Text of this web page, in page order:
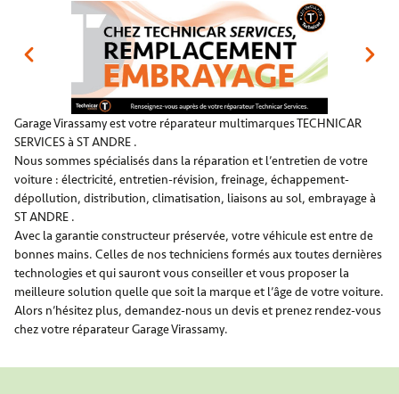
Garage Virassamy est votre réparateur multimarques TECHNICAR
SERVICES à ST ANDRE .
Nous sommes spécialisés dans la réparation et l’entretien de votre
voiture : électricité, entretien-révision, freinage, échappement-
dépollution, distribution, climatisation, liaisons au sol, embrayage à
ST ANDRE .
Avec la garantie constructeur préservée, votre véhicule est entre de
bonnes mains. Celles de nos techniciens formés aux toutes dernières
technologies et qui sauront vous conseiller et vous proposer la
meilleure solution quelle que soit la marque et l’âge de votre voiture.
Alors n’hésitez plus, demandez-nous un devis et prenez rendez-vous
chez votre réparateur Garage Virassamy.